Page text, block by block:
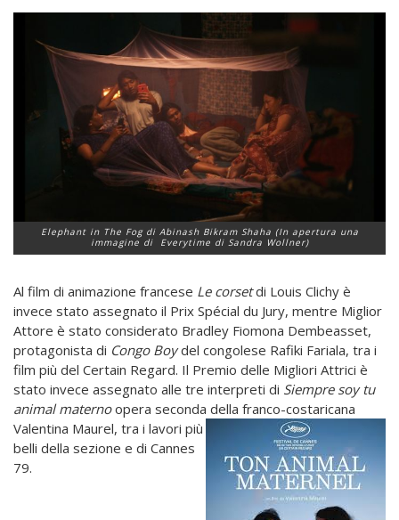
Elephant in The Fogdi Abinash Bikram Shaha (In apertura una
immagine di
Everytime di Sandra Wollner)
Al film di animazione francese Le corsetdi Louis Clichy è
invece stato assegnato il Prix Spécial du Jury, mentre Miglior
Attore è stato considerato Bradley Fiomona Dembeasset,
protagonista di Congo Boydel congolese Rafiki Fariala, tra i
film più del Certain Regard. Il Premio delle Migliori Attrici è
stato invece assegnato alle tre interpreti di Siempre soy tu
animal maternoopera seconda della franco-costaricana
Valentina Maurel, tra i lavori più
belli della sezione e di Cannes
79.